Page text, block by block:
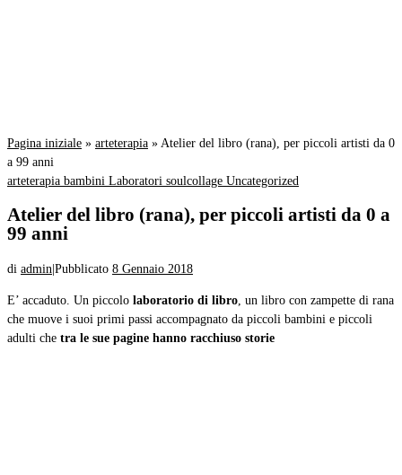
Pagina iniziale » arteterapia » Atelier del libro (rana), per piccoli artisti da 0
a 99 anni
arteterapia bambini Laboratori soulcollage Uncategorized
Atelier del libro (rana), per piccoli artisti da 0 a
99 anni
di admin|Pubblicato 8 Gennaio 2018
E’ accaduto. Un piccolo laboratorio di libro , un libro con zampette di rana
che muove i suoi primi passi accompagnato da piccoli bambini e piccoli
adulti che tra le sue pagine hanno racchiuso storie